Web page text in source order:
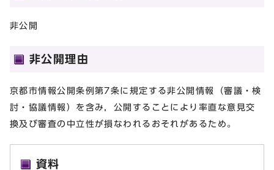
非公開
非公開理由
京都市情報公開条例第7条に規定する非公開情報（審議・検
討・協議情報）を含み，公開することにより率直な意見交
換及び審査の中立性が損なわれるおそれがあるため。
資料